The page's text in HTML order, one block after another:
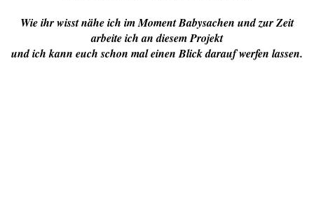
Wie ihr wisst nähe ich im Moment Babysachen und zur Zeit
arbeite ich an diesem Projekt
und ich kann euch schon mal einen Blick darauf werfen lassen.